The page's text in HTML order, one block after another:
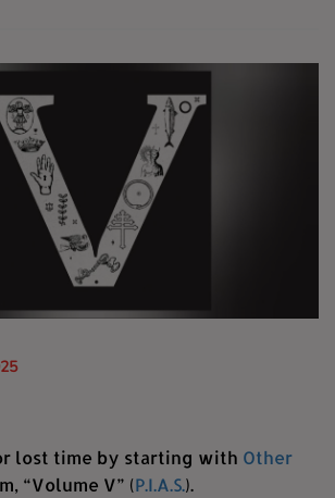
lost time by starting with Other
“Volume V” (P.I.A.S.).